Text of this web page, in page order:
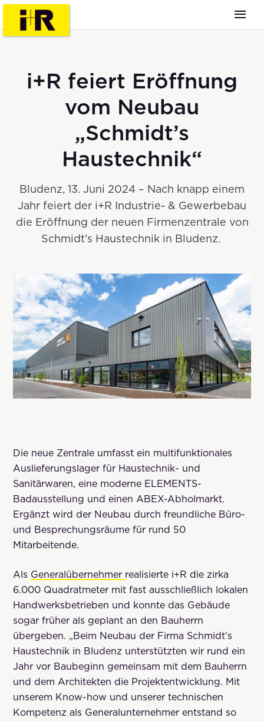
i+R feiert Eröffnung
vom Neubau
„Schmidt’s
Haustechnik“
Bludenz, 13. Juni 2024 – Nach knapp einem
Jahr feiert der i+R Industrie- & Gewerbebau
die Eröffnung der neuen Firmenzentrale von
Schmidt’s Haustechnik in Bludenz.
Die neue Zentrale umfasst ein multifunktionales
Auslieferungslager für Haustechnik- und
Sanitärwaren, eine moderne ELEMENTS-
Badausstellung und einen ABEX-Abholmarkt.
Ergänzt wird der Neubau durch freundliche Büro-
und Besprechungsräume für rund 50
Mitarbeitende.
Als Generalübernehmer realisierte i+R die zirka
6.000 Quadratmeter mit fast ausschließlich lokalen
Handwerksbetrieben und konnte das Gebäude
sogar früher als geplant an den Bauherrn
übergeben. „Beim Neubau der Firma Schmidt’s
Haustechnik in Bludenz unterstützten wir rund ein
Jahr vor Baubeginn gemeinsam mit dem Bauherrn
und dem Architekten die Projektentwicklung. Mit
unserem Know-how und unserer technischen
Kompetenz als Generalunternehmer entstand so